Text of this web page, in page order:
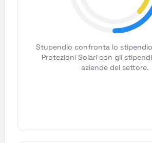
Stupendio confronta lo
Protezioni Solari con gli
aziende del settore.